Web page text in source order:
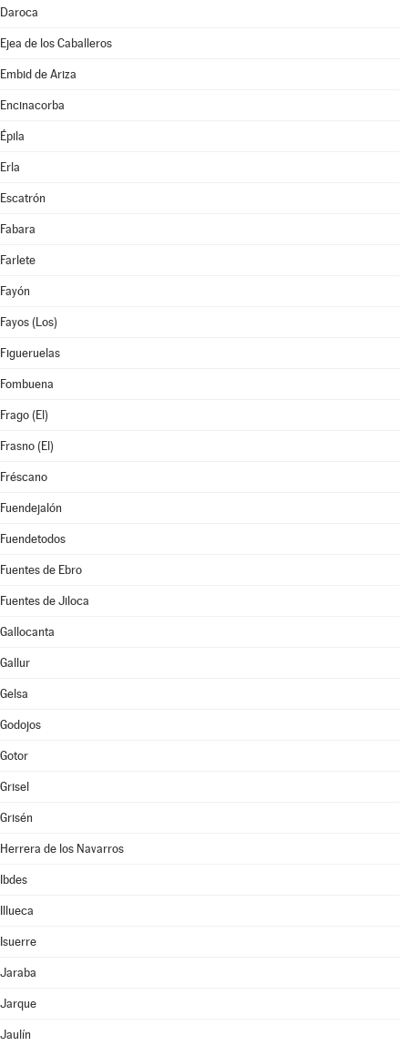
Daroca
Ejea de los Caballeros
Embid de Ariza
Encinacorba
Épila
Erla
Escatrón
Fabara
Farlete
Fayón
Fayos (Los)
Figueruelas
Fombuena
Frago (El)
Frasno (El)
Fréscano
Fuendejalón
Fuendetodos
Fuentes de Ebro
Fuentes de Jiloca
Gallocanta
Gallur
Gelsa
Godojos
Gotor
Grisel
Grisén
Herrera de los Navarros
Ibdes
Illueca
Isuerre
Jaraba
Jarque
Jaulín